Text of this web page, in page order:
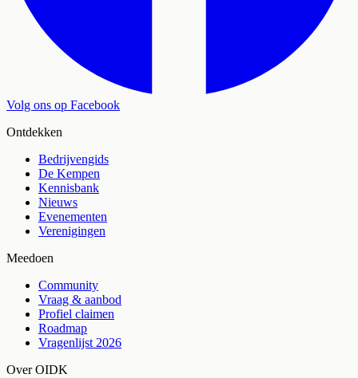
Volg ons op Facebook
Ontdekken
Bedrijvengids
De Kempen
Kennisbank
Nieuws
Evenementen
Verenigingen
Meedoen
Community
Vraag & aanbod
Profiel claimen
Roadmap
Vragenlijst 2026
Over OIDK